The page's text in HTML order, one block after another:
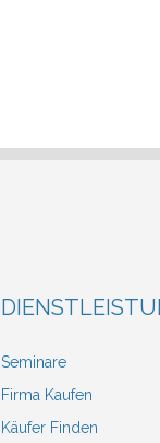
Seminare
Firma Kaufen
Käufer Finden